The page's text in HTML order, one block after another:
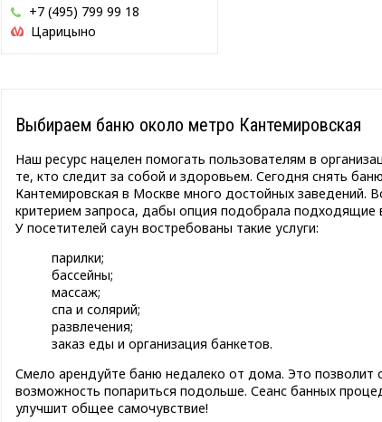
Царицыно
+7 (495) 799 99 18
Выбираем баню около метро Кантемировская
Наш ресурс нацелен помогать пользователям в
те, кто следит за собой и здоровьем. Сегодня снять
Кантемировская в Москве много достойных заведений.
критерием запроса, дабы опция подобрала подходящие
У посетителей саун востребованы такие услуги:
парилки;
бассейны;
массаж;
спа и солярий;
развлечения;
заказ еды и организация банкетов.
Смело арендуйте баню недалеко от дома. Это позволит
возможность попариться подольше. Сеанс банных
улучшит общее самочувствие!